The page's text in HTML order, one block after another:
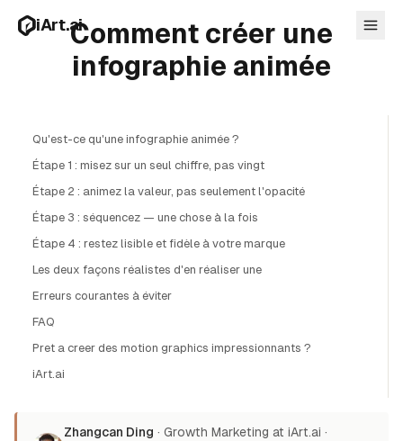
iArt.ai
Se connecter
Commencer gratuitement
Comment créer une
infographie animée
Qu'est-ce qu'une infographie animée ?
Étape 1 : misez sur un seul chiffre, pas vingt
Étape 2 : animez la valeur, pas seulement l'opacité
Étape 3 : séquencez — une chose à la fois
Étape 4 : restez lisible et fidèle à votre marque
Les deux façons réalistes d'en réaliser une
Erreurs courantes à éviter
FAQ
Pret a creer des motion graphics impressionnants ?
iArt.ai
Zhangcan Ding · Growth Marketing at iArt.ai ·